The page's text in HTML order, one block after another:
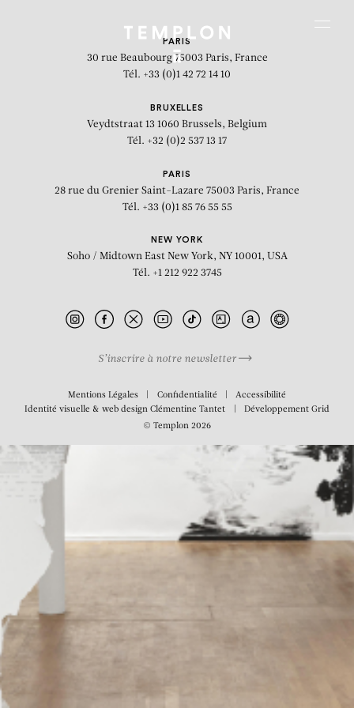
PARIS
30 rue Beaubourg 75003 Paris, France
Tél. +33 (0)1 42 72 14 10
BRUXELLES
Veydtstraat 13 1060 Brussels, Belgium
Tél. +32 (0)2 537 13 17
PARIS
28 rue du Grenier Saint-Lazare 75003 Paris, France
Tél. +33 (0)1 85 76 55 55
NEW YORK
Soho / Midtown East New York, NY 10001, USA
Tél. +1 212 922 3745
S’inscrire à notre newsletter
Mentions Légales Confidentialité
Accessibilité
Identité visuelle & web designClémentine Tantet Développement Grid
© Templon 2026